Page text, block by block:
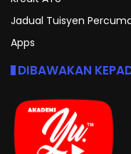
Jadual Tuisyen
Apps
DIBAWAKAN